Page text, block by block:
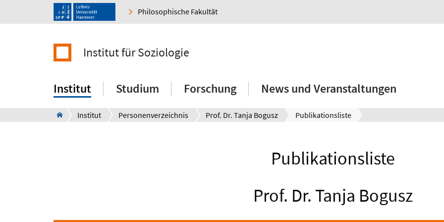
Philosophische Fakultät
Institut für Soziologie
Institut Studium Forschung News und Veranstaltungen
Institut Personenverzeichnis Prof. Dr. Tanja Bogusz Publikationsliste
Publikationsliste
Prof. Dr. Tanja Bogusz